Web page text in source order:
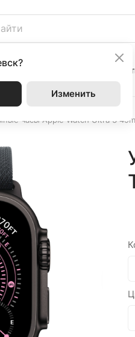
Изменить
Акции
часы Apple Watch Ultra 3